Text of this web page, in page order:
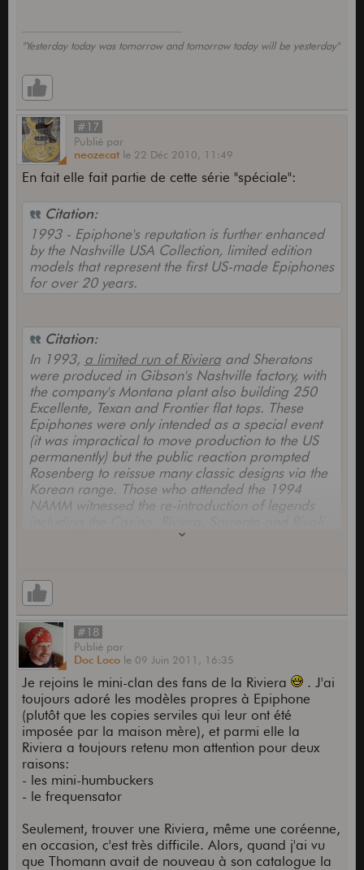
"Yesterday today was tomorrow and tomorrow today will be yesterday"
#17
Publié par
neozecat le 22 Déc 2010, 11:49
En fait elle fait partie de cette série "spéciale":
Citation:
1993 - Epiphone's reputation is further enhanced
by the Nashville USA Collection, limited edition
models that represent the first US-made Epiphones
for over 20 years.
Citation:
In 1993, a limited run of Rivieraand Sheratons
were produced in Gibson's Nashville factory, with
the company's Montana plant also building 250
Excellente, Texan and Frontier flat tops. These
Epiphones were only intended as a special event
(it was impractical to move production to the US
permanently) but the public reaction prompted
Rosenberg to reissue many classic designs via the
Korean range. Those who attended the 1994
NAMM witnessed the re-introduction of legends
bass. In the months that followed, word spread,
confirmation that these were instruments to be
played through choice, not necessity.
#18
Publié par
Doc Loco le 09 Juin 2011, 16:35
Je rejoins le mini-clan des fans de la Riviera
. J'ai
toujours adoré les modèles propres à Epiphone
(plutôt que les copies serviles qui leur ont été
imposée par la maison mère), et parmi elle la
Riviera a toujours retenu mon attention pour deux
raisons:
- les mini-humbuckers
- le frequensator
Seulement, trouver une Riviera, même une coréenne,
en occasion, c'est très difficile. Alors, quand j'ai vu
que Thomann avait de nouveau à son catalogue la